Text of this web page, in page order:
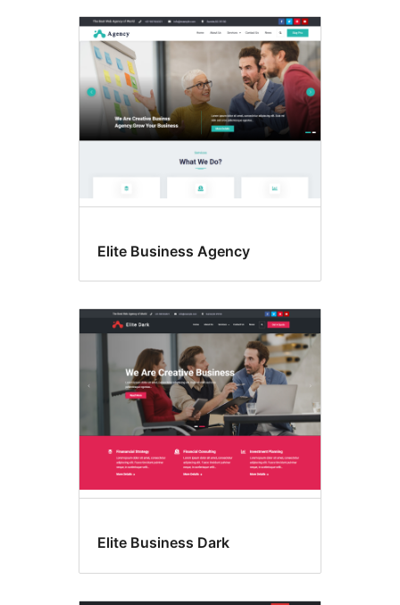
Elite Business Agency
Elite Business Dark